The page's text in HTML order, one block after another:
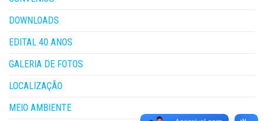
DOWNLOADS
EDITAL 40 ANOS
GALERIA DE FOTOS
LOCALIZAÇÃO
MEIO AMBIENTE